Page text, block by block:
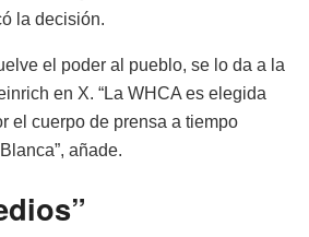
la decisión.
el poder al pueblo, se lo da a la
en X. “La WHCA es elegida
el cuerpo de prensa a tiempo
añade.